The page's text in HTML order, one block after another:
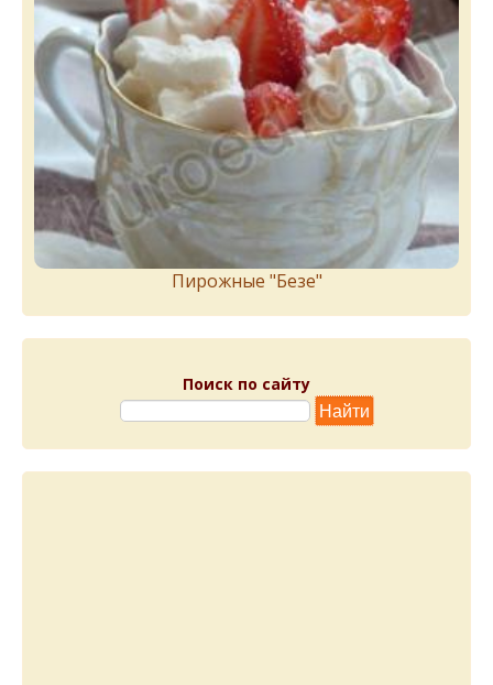
Пирожныe "Бeзe"
Поиск по сайту